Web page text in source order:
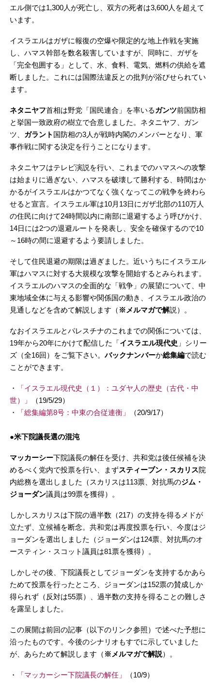
エル側では1,300人が死亡し、双方の死者は3,600人を超えて
います。
イスラエルはガザに報復の空爆や限定的な地上作戦を実施
し、ハマス幹部を数名殺害していますが、同時に、ガザを
「完全包囲する」として、水、食料、電気、燃料の供給を遮
断しました。これには国際法違反との批判が浴びせられてい
ます。
ネタニヤフ首相は野党「国民連合」を率いるガンツ前国防相
と挙国一致政府の樹立で合意しました。ネタニヤフ、ガン
ツ、 ガラント 国防相の3人が戦時内閣のメンバーとなり、軍
事作戦に関する決定を行うことになります。
ネタニヤフはテレビ演説を行い、これまでのハマスへの攻撃
は始まりに過ぎない、ハマスを破壊して勝利する、時間はか
かるがイスラエルはかつてなく強くなってこの戦争を終わら
せると宣言。イスラエル軍は10月13日にガザ北部の110万人
の住民に向けて24時間以内に南部に退避するよう呼びかけ、
14日には2つの退避ルートを発表し、安全を確保するので10
～16時の間に退避するよう要請しました。
そして住民退避の期限は過ぎました。近いうちにイスラエル
軍はハマスに対する大規模な攻撃を開始するとみられます。
イスラエルのハマスの全面的な「戦争」の展望について、中
東地域全体に与える影響や関係国の動き、イスラエル政治の
見通しなどを含めて解説します（ ※メルマガで解説）。
なおイスラエルとパレスチナのこれまでの関係については、
19年から20年にかけて配信した「イスラエル現代史 」シリー
ズ（全16回）をご覧下さい。バックナンバーか総集編で読む
ことができます。
・
「イスラエル現代史（１）：ユダヤ人の歴史（古代・中
世）」
（19/5/29）
・
「総集編第8号：中東の合従連衡」 （20/9/17）
●米下院議長選の混沌
マッカーシー下院議長の解任を受け、共和党は後任候補を決
めるべく党内で投票を行い、まずスティーブン・スカリス院
内総務を選出しました（スカリスは113票、対抗馬のジム・
ジョーダン議員は99票を獲得）。
しかしスカリスは下院の過半数（217）の支持を得るメドが
立たず、立候補を断念。共和党は再度投票を行い、今度はジ
ョーダンを選出しました（ジョーダンは124票、対抗馬のオ
ースティン・スコット議員は81票を獲得）。
しかしその後、下院議長としてジョーダンを支持するかあら
ためて投票を行ったところ、ジョーダンは152票の賛成しか
得られず（反対は55票）、過半数の支持を得ることの難しさ
を露呈しました。
この展開は前回の記事（以下のリンク参照）で述べた予想に
沿ったものです。今後のシナリオもすでに示していました
が、あらためて解説します（ ※メルマガで解説）。
・ 「マッカーシー下院議長の解任」 （10/9）